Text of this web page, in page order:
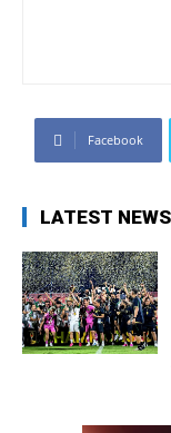
Facebook
LATEST NEWS